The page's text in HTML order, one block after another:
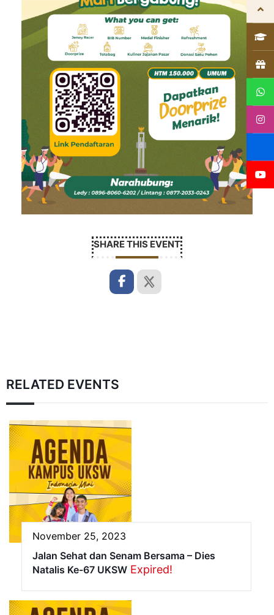
SHARE THIS EVENT
RELATED EVENTS
November 25, 2023
Jalan Sehat dan Senam Bersama – Dies
Natalis Ke-67 UKSW Expired!